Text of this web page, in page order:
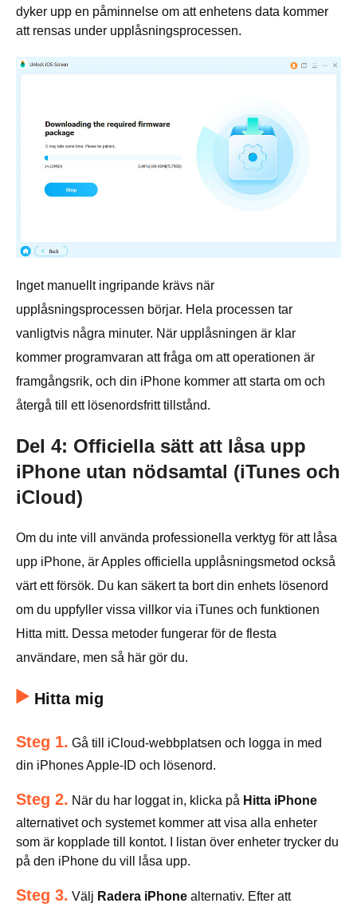
dyker upp en påminnelse om att enhetens data kommer
att rensas under upplåsningsprocessen.
Inget manuellt ingripande krävs när
upplåsningsprocessen börjar. Hela processen tar
vanligtvis några minuter. När upplåsningen är klar
kommer programvaran att fråga om att operationen är
framgångsrik, och din iPhone kommer att starta om och
återgå till ett lösenordsfritt tillstånd.
Del 4: Officiella sätt att låsa upp
iPhone utan nödsamtal (iTunes och
iCloud)
Om du inte vill använda professionella verktyg för att låsa
upp iPhone, är Apples officiella upplåsningsmetod också
värt ett försök. Du kan säkert ta bort din enhets lösenord
om du uppfyller vissa villkor via iTunes och funktionen
Hitta mitt. Dessa metoder fungerar för de flesta
användare, men så här gör du.
Hitta mig
Steg 1. Gå till iCloud-webbplatsen och logga in med
din iPhones Apple-ID och lösenord.
Steg 2. När du har loggat in, klicka på Hitta iPhone
alternativet och systemet kommer att visa alla enheter
som är kopplade till kontot. I listan över enheter trycker du
på den iPhone du vill låsa upp.
Steg 3. Välj Radera iPhone alternativ. Efter att